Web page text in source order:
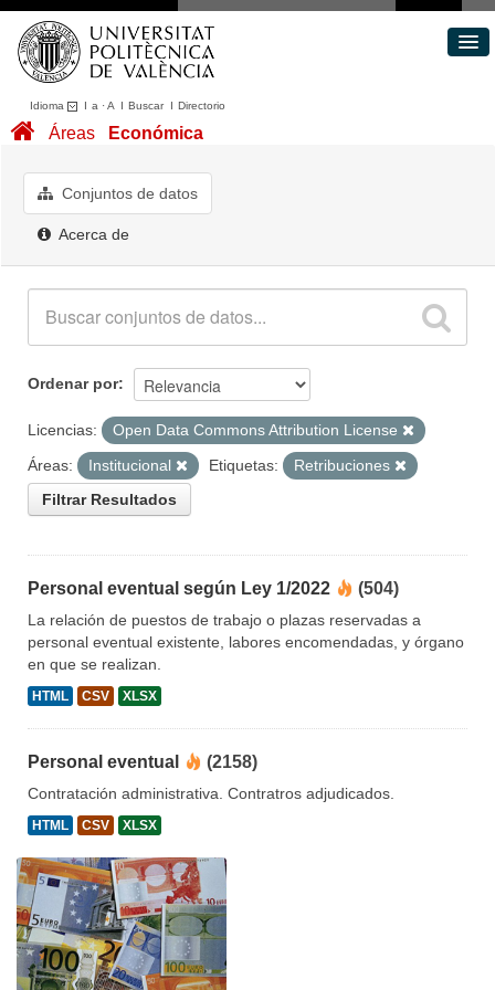
Idioma I a ·A I BuscarI Directorio
Conjuntos de datos
Acerca de
Áreas Económica
Conjuntos de datos
Acerca de
Ordenar por
Licencias:
Open Data Commons Attribution License
Áreas:
Institucional Etiquetas:
Retribuciones
Filtrar Resultados
Personal eventual según Ley 1/2022 (504)
La relación de puestos de trabajo o plazas reservadas a
personal eventual existente, labores encomendadas, y órgano
en que se realizan.
HTML CSV XLSX
Personal eventual (2158)
Contratación administrativa. Contratros adjudicados.
HTML CSV XLSX